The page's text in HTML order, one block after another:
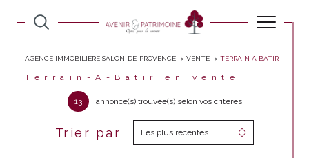
AGENCE IMMOBILIÈRE SALON-DE-PROVENCE VENTE TERRAIN A BATIR
Terrain-A-Batir en vente
13 annonce(s) trouvée(s) selon vos critères
Trier par Les plus récentes